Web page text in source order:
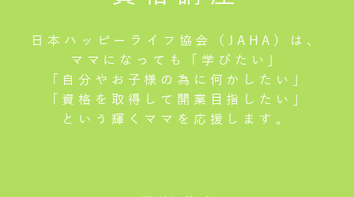
日本ハッピーライフ協会（JAHA）は、
ママになっても「学びたい」
「自分やお子様の為に何かしたい」
「資格を取得して開業目指したい」
という輝くママを応援します。